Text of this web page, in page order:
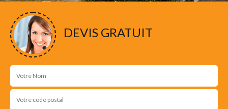
DEVIS GRATUIT